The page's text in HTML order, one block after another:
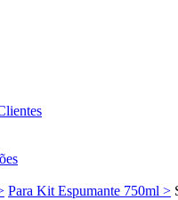
Para Kit Espumante 750ml >